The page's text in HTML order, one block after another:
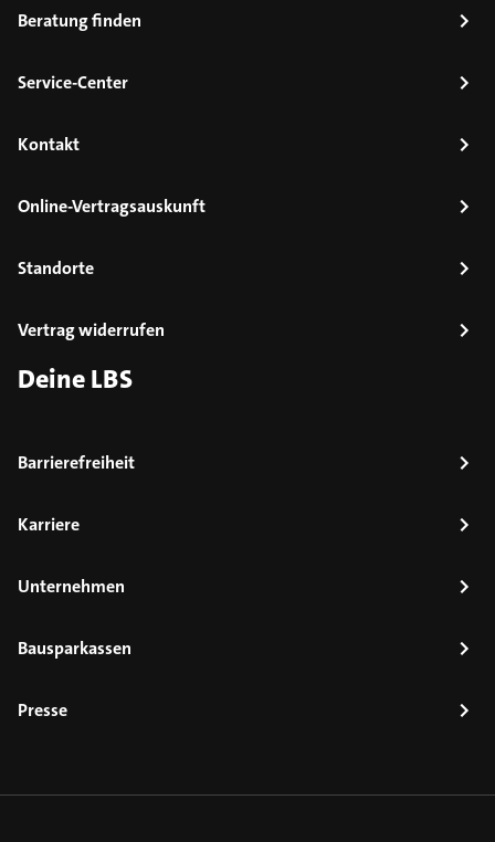
Beratung finden
Service-Center
Kontakt
Online-Vertragsauskunft
Standorte
Vertrag widerrufen
Deine LBS
Barrierefreiheit
Karriere
Unternehmen
Bausparkassen
Presse